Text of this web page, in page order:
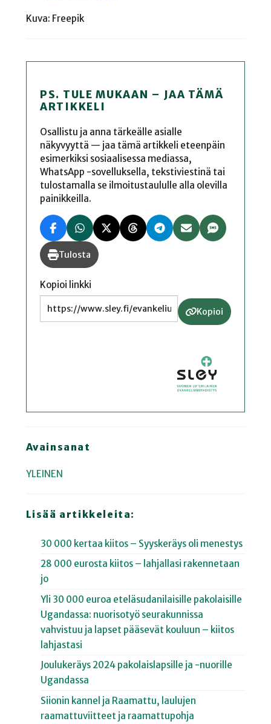
Kuva: Freepik
PS. TULE MUKAAN – JAA TÄMÄ
ARTIKKELI
Osallistu ja anna tärkeälle asialle
näkyvyyttä — jaa tämä artikkeli eteenpäin
esimerkiksi sosiaalisessa mediassa,
WhatsApp -sovelluksella, tekstiviestinä tai
tulostamalla se ilmoitustaululle alla olevilla
painikkeilla.
Tulosta
Kopioi linkki
Kopioi
Avainsanat
YLEINEN
Lisää artikkeleita:
30 000 kertaa kiitos – Syyskeräys oli menestys
28 000 eurosta kiitos – lahjallasi rakennetaan
jo
Yli 30 000 euroa eteläsudanilaisille pakolaisille
Ugandassa: nuorisotyö seurakunnissa
vahvistuu ja lapset pääsevät kouluun – kiitos
lahjastasi
Joulukeräys 2024 pakolaislapsille ja -nuorille
Ugandassa
Siionin kannel ja Raamattu, laulujen
raamattuviitteet ja raamattupohja